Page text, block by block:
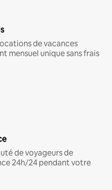
de vacances
mensuel unique sans frais
de voyageurs de
24h/24 pendant votre